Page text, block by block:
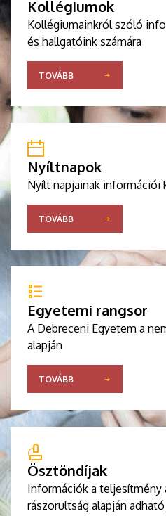
Kollégiumok
Kollégiumainkról szóló
és hallgatóink számára
TOVÁBB
Nyíltnapok
Nyílt napjainak információi
TOVÁBB
Egyetemi rangsor
A Debreceni Egyetem a
alapján
TOVÁBB
Ösztöndíjak
Információk a teljesítmény
rászorultság alapján